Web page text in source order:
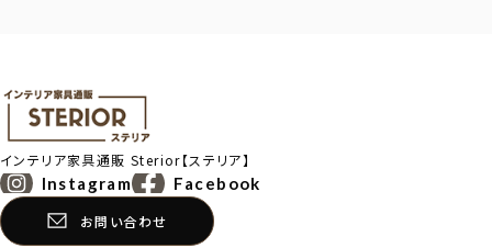
インテリア家具通販Sterior【ステリア】
Instagram Facebook
お問い合わせ